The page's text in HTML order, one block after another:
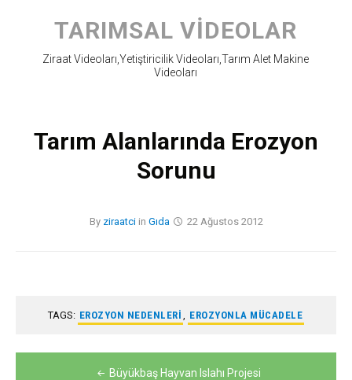
content
TARIMSAL VIDEOLAR
Ziraat Videoları,Yetiştiricilik Videoları,Tarım Alet Makine
Videoları
Tarım Alanlarında Erozyon
Sorunu
By ziraatciin Gıda 22 Ağustos 2012
TAGS: EROZYON NEDENLERI , EROZYONLA MÜCADELE
Büyükbaş Hayvan Islahı Projesi